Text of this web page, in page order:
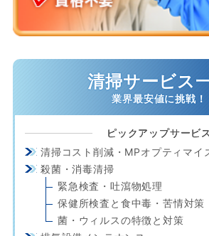
清掃サービス
ピックアップサービス
清掃コスト削減・MPオプティマイ
殺菌・消毒清掃
緊急検査・吐瀉物処理
保健所検査と食中毒・苦情対策
菌・ウィルスの特徴と対策